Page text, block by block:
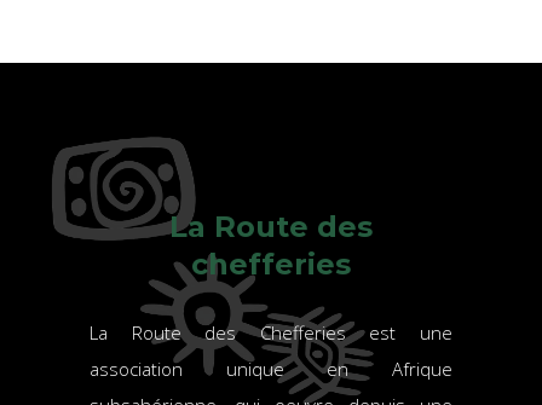
La Route des
chefferies
La Route des Chefferies est une
association unique en Afrique